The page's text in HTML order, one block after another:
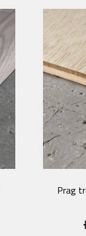
Prag